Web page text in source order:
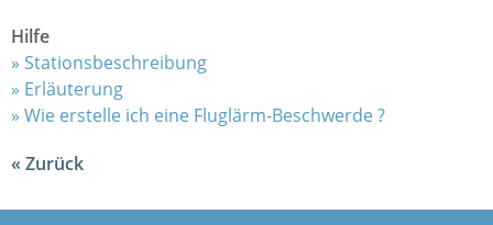
Hilfe
Stationsbeschreibung
Erläuterung
Wie erstelle ich eine Fluglärm-Beschwerde ?
Zurück